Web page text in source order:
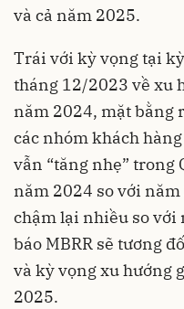
và cả năm 2025.
Trái với kỳ vọng tại
tháng 12/2023 về xu
năm 2024, mặt bằng
các nhóm khách
vẫn “tăng nhẹ” trong
năm 2024 so với
chậm lại nhiều so với
báo MBRR sẽ tương
và kỳ vọng xu hướng
2025.